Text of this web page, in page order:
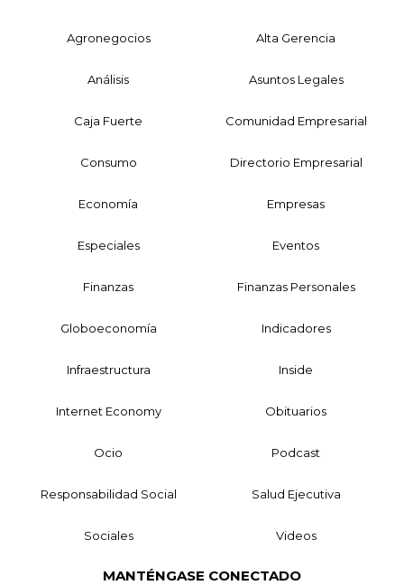
Agronegocios Alta Gerencia
Análisis Asuntos Legales
Caja Fuerte Comunidad Empresarial
Consumo Directorio Empresarial
Economía Empresas
Especiales Eventos
Finanzas Finanzas Personales
Globoeconomía Indicadores
Infraestructura Inside
Internet Economy Obituarios
Ocio Podcast
Responsabilidad Social Salud Ejecutiva
Sociales Videos
MANTÉNGASE CONECTADO